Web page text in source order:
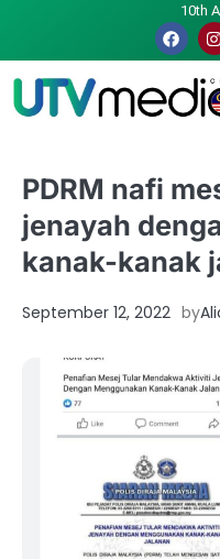
10th
PDRM nafi
jenayah
kanak-kanak
September 12, 2022 by